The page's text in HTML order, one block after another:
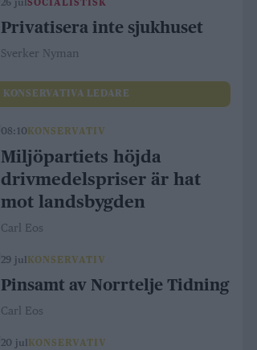
26 julSOCIALISTISK
Privatisera inte sjukhuset
Sverker Nyman
KONSERVATIVA LEDARE
08:10 KONSERVATIV
Miljöpartiets höjda
drivmedelspriser är hat
mot landsbygden
Carl Eos
29 jul KONSERVATIV
Pinsamt av Norrtelje Tidning
Carl Eos
20 jul KONSERVATIV